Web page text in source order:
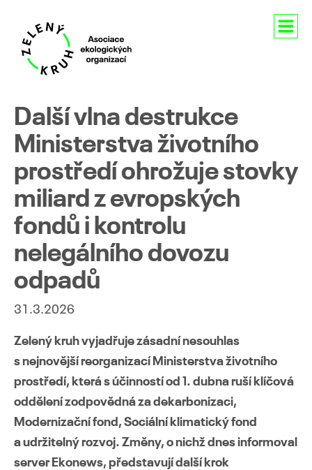
Členství
Naše aktivity
Přejít
obsahu
webu
Další vlna destrukce
Ministerstva životního
prostředí ohrožuje stovky
miliard z evropských
fondů i kontrolu
nelegálního dovozu
odpadů
31.3.2026
Zelený kruh vyjadřuje zásadní nesouhlas
s nejnovější reorganizací Ministerstva životního
prostředí, která s účinností od 1. dubna ruší klíčová
oddělení zodpovědná za dekarbonizaci,
Modernizační fond, Sociální klimatický fond
a udržitelný rozvoj. Změny, o nichž dnes informoval
server Ekonews, představují další krok